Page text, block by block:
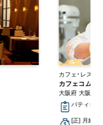
カフェ・レスト
カフェコムサ
大阪府 大阪市
パティシエ
[正] 月給